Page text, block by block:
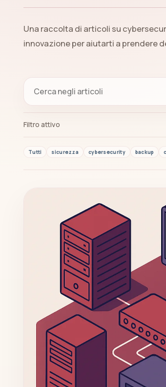
Una raccolta di articoli su
innovazione per aiutarti a prendere
Filtro attivo
Tutti sicurezza cybersecurity backup